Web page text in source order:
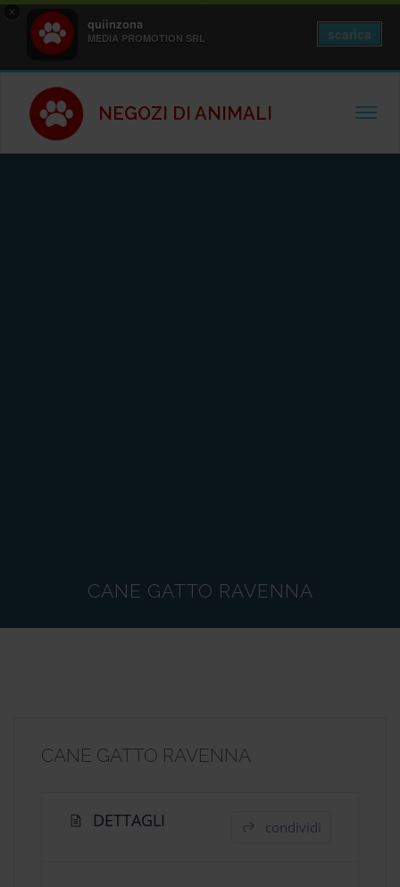
×
quiinzona
MEDIA PROMOTION SRL scarica
NEGOZI DI ANIMALI
CANE GATTO RAVENNA
CANE GATTO RAVENNA
DETTAGLI condividi